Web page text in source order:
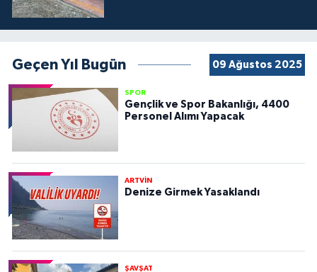
Geçen Yıl Bugün 09 Ağustos 2025
SPOR
Gençlik ve Spor Bakanlığı, 4400
Personel Alımı Yapacak
ARTVİN
Denize Girmek Yasaklandı
ŞAVŞAT